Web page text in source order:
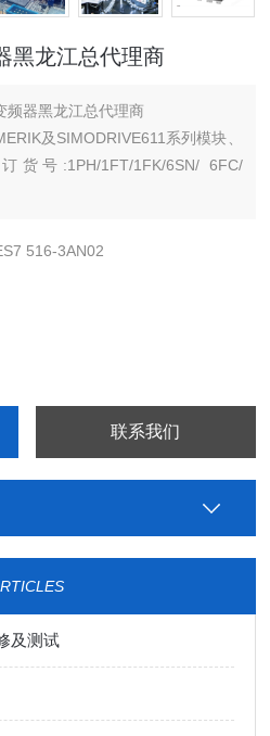
黑龙江总代理商
频器黑龙江总代理商
及SIMODRIVE611系列模块、
号:1PH/1FT/1FK/6SN/ 6FC/
停产工程型变频器，及相对应
516-3AN02
联系我们
及测试